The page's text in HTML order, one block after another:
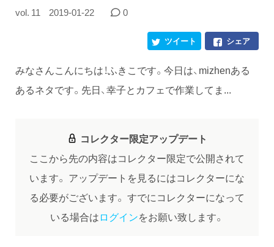
vol. 11 2019-01-22 0
シェア
ツイート
みなさんこんにちは！ふきこです。今日は、mizhenある
あるネタです。先日、幸子とカフェで作業してま...
コレクター限定アップデート
ここから先の内容はコレクター限定で公開されて
います。 アップデートを見るにはコレクターにな
る必要がございます。 すでにコレクターになって
いる場合はログインをお願い致します。